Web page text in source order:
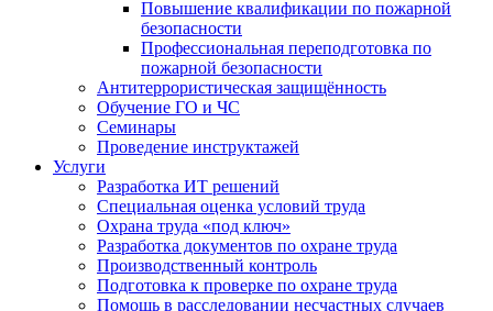
Повышение квалификации по пожарной
безопасности
Профессиональная переподготовка по
пожарной безопасности
Антитеррористическая защищённость
Обучение ГО и ЧС
Семинары
Проведение инструктажей
Услуги
Разработка ИТ решений
Специальная оценка условий труда
Охрана труда «под ключ»
Разработка документов по охране труда
Производственный контроль
Подготовка к проверке по охране труда
Помощь в расследовании несчастных случаев